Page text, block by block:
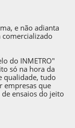
e não adianta
do INMETRO"
só na hora da
qualidade, tudo
empresas que
ensaios do jeito